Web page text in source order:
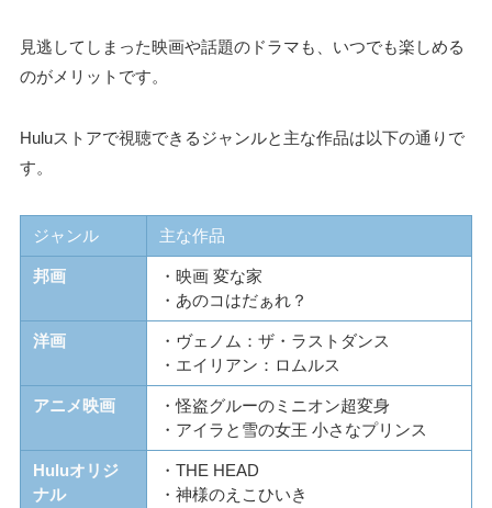
見逃してしまった映画や話題のドラマも、いつでも楽しめる
のがメリットです。
Huluストアで視聴できるジャンルと主な作品は以下の通りで
す。
ジャンル 主な作品
邦画
・映画 変な家
・あのコはだぁれ？
洋画
・ヴェノム：ザ・ラストダンス
・エイリアン：ロムルス
アニメ映画
・怪盗グルーのミニオン超変身
・アイラと雪の女王 小さなプリンス
Huluオリジ
ナル
・THE HEAD
・神様のえこひいき